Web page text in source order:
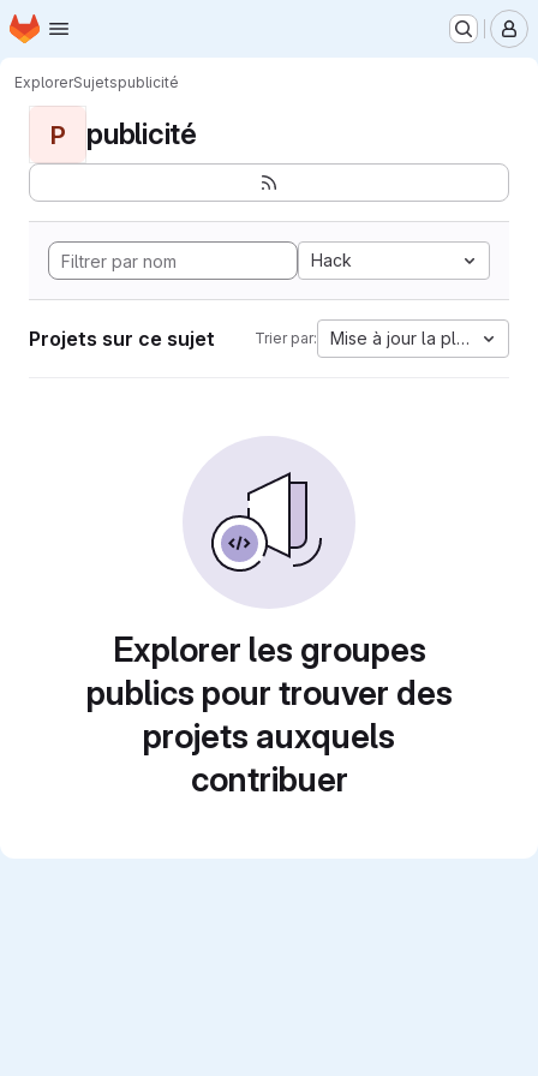
Passer au contenu principal
Page d'accueil
ExplorerSujetspublicité
P publicité
Hack
Projets sur ce sujet Trier par: Mise à jour la plus
Explorer les groupes
publics pour trouver des
projets auxquels
contribuer